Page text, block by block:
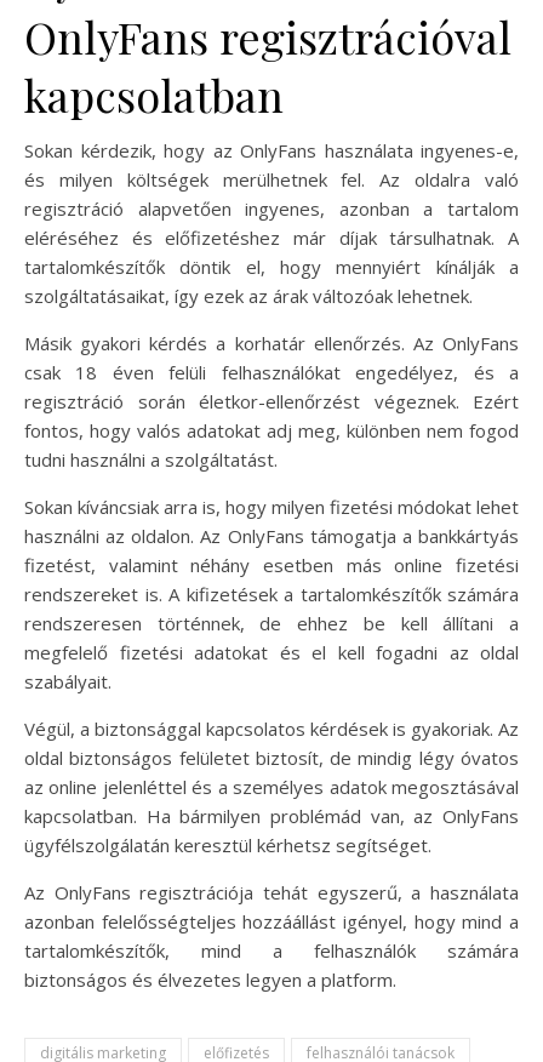
OnlyFans regisztrációval
kapcsolatban
Sokan kérdezik, hogy az OnlyFans használata ingyenes-e,
és milyen költségek merülhetnek fel. Az oldalra való
regisztráció alapvetően ingyenes, azonban a tartalom
eléréséhez és előfizetéshez már díjak társulhatnak. A
tartalomkészítők döntik el, hogy mennyiért kínálják a
szolgáltatásaikat, így ezek az árak változóak lehetnek.
Másik gyakori kérdés a korhatár ellenőrzés. Az OnlyFans
csak 18 éven felüli felhasználókat engedélyez, és a
regisztráció során életkor-ellenőrzést végeznek. Ezért
fontos, hogy valós adatokat adj meg, különben nem fogod
tudni használni a szolgáltatást.
Sokan kíváncsiak arra is, hogy milyen fizetési módokat lehet
használni az oldalon. Az OnlyFans támogatja a bankkártyás
fizetést, valamint néhány esetben más online fizetési
rendszereket is. A kifizetések a tartalomkészítők számára
rendszeresen történnek, de ehhez be kell állítani a
megfelelő fizetési adatokat és el kell fogadni az oldal
szabályait.
Végül, a biztonsággal kapcsolatos kérdések is gyakoriak. Az
oldal biztonságos felületet biztosít, de mindig légy óvatos
az online jelenléttel és a személyes adatok megosztásával
kapcsolatban. Ha bármilyen problémád van, az OnlyFans
ügyfélszolgálatán keresztül kérhetsz segítséget.
Az OnlyFans regisztrációja tehát egyszerű, a használata
azonban felelősségteljes hozzáállást igényel, hogy mind a
tartalomkészítők, mind a felhasználók számára
biztonságos és élvezetes legyen a platform.
digitális marketing előfizetés felhasználói tanácsok